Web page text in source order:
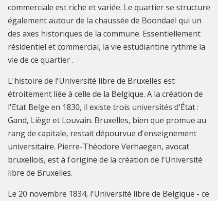
commerciale est riche et variée. Le quartier se structure
également autour de la chaussée de Boondael qui un
des axes historiques de la commune. Essentiellement
résidentiel et commercial, la vie estudiantine rythme la
vie de ce quartier .
L'histoire de l'Université libre de Bruxelles est
étroitement liée à celle de la Belgique. A la création de
l'Etat Belge en 1830, il existe trois universités d'État :
Gand, Liège et Louvain. Bruxelles, bien que promue au
rang de capitale, restait dépourvue d'enseignement
universitaire. Pierre-Théodore Verhaegen, avocat
bruxellois, est à l'origine de la création de l'Université
libre de Bruxelles.
Le 20 novembre 1834, l'Université libre de Belgique - ce